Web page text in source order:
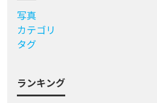
写真
カテゴリ
タグ
ランキング